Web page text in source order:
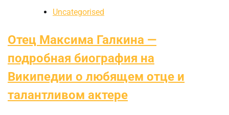
Uncategorised
Отец Максима Галкина —
подробная биография на
Википедии о любящем отце и
талантливом актере